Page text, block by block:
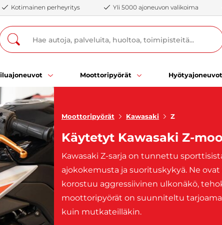
Kotimainen perheyritys Yli 5000 ajoneuvon valikoima
Moottoripyörät Hyötyajoneuvot
Moottoripyörät Kawasaki Z
Käytetyt Kawasaki Z-
Kawasaki Z-sarja on tunnettu
ajokokemusta ja suorituskykyä. Ne
korostuu aggressiivinen ulkonäkö,
moottoripyörät on suunniteltu
kuin mutkateilläkin.